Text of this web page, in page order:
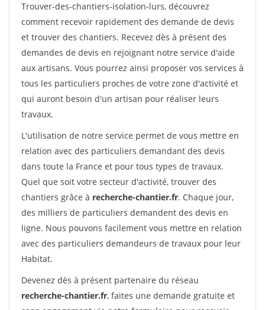
Trouver-des-chantiers-isolation-lurs, découvrez
comment recevoir rapidement des demande de devis
et trouver des chantiers. Recevez dès à présent des
demandes de devis en rejoignant notre service d'aide
aux artisans. Vous pourrez ainsi proposer vos services à
tous les particuliers proches de votre zone d'activité et
qui auront besoin d'un artisan pour réaliser leurs
travaux.
L'utilisation de notre service permet de vous mettre en
relation avec des particuliers demandant des devis
dans toute la France et pour tous types de travaux.
Quel que soit votre secteur d'activité, trouver des
chantiers grâce à recherche-chantier.fr. Chaque jour,
des milliers de particuliers demandent des devis en
ligne. Nous pouvons facilement vous mettre en relation
avec des particuliers demandeurs de travaux pour leur
Habitat.
Devenez dès à présent partenaire du réseau
recherche-chantier.fr, faites une demande gratuite et